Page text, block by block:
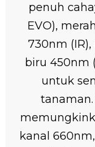
penuh
EVO),
730nm
biru 450nm
untuk
tanaman.
kanal